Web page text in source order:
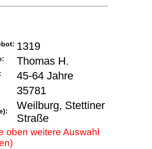
1319
Thomas H.
45-64 Jahre
35781
Weilburg, Stettiner
Straße
oben weitere Auswahl